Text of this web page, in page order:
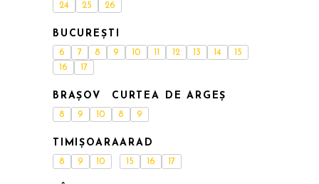
24 25 26
BUCUREȘTI
6 7 8 9 10 11 12 13 14
15
16
17
BRAȘOV
8 9 10
CURTEA DE ARGEȘ
8 9
TIMIȘOARA
8 9 10
ARAD
15 16 17